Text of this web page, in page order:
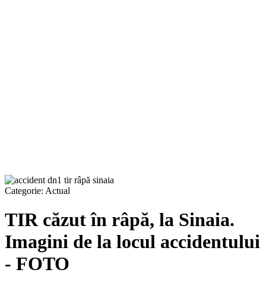
Categorie: Actual
TIR căzut în râpă, la Sinaia.
Imagini de la locul accidentului
- FOTO